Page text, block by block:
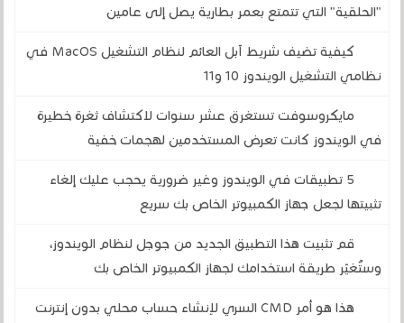
"الحلقية" التي تتمتع بعمر بطارية يصل إلى عامين
كيفية تضيف شريط آبل العائم لنظام التشغيل MacOS في
نظامي التشغيل الويندوز 10 و11
مايكروسوفت تستغرق عشر سنوات لاكتشاف ثغرة خطيرة
في الويندوز كانت تعرض المستخدمين لهجمات خفية
5 تطبيقات في الويندوز وغير ضرورية يحجب عليك إلغاء
تثبيتها لجعل جهاز الكمبيوتر الخاص بك سريع
قم تثبيت هذا التطبيق الجديد من جوجل لنظام الويندوز،
وستُغيّر طريقة استخدامك لجهاز الكمبيوتر الخاص بك
هذا هو أمر CMD السري لإنشاء حساب محلي بدون إنترنت